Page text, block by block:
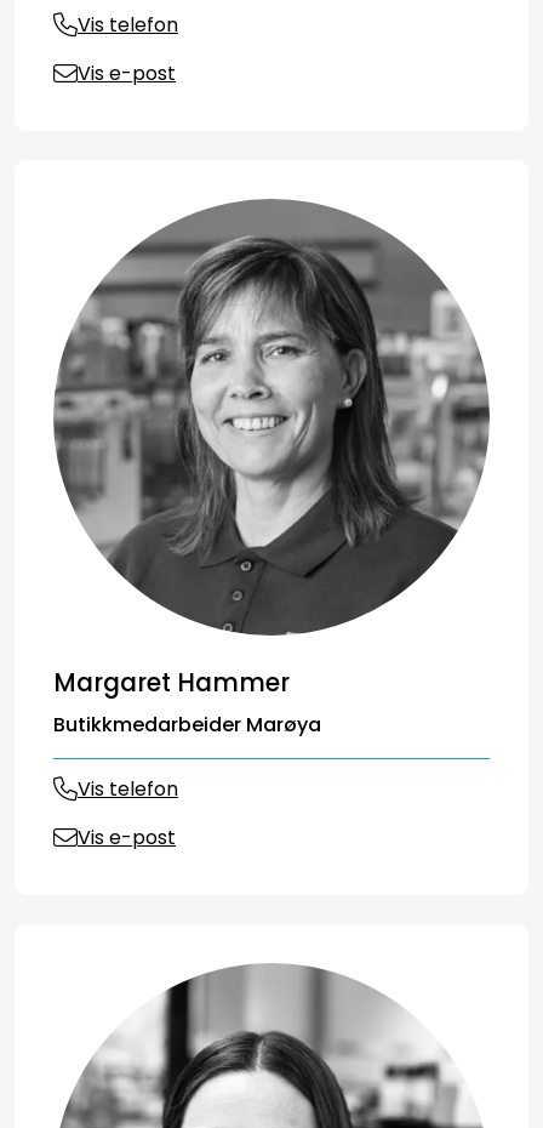
Vis telefon
Vis e-post
Margaret Hammer
Butikkmedarbeider Marøya
Vis telefon
Vis e-post